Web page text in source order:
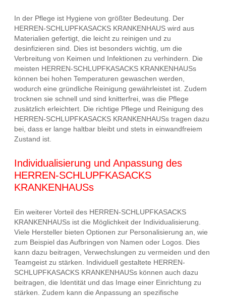
In der Pflege ist Hygiene von größter Bedeutung. Der
HERREN-SCHLUPFKASACKS KRANKENHAUS wird aus
Materialien gefertigt, die leicht zu reinigen und zu
desinfizieren sind. Dies ist besonders wichtig, um die
Verbreitung von Keimen und Infektionen zu verhindern. Die
meisten HERREN-SCHLUPFKASACKS KRANKENHAUSs
können bei hohen Temperaturen gewaschen werden,
wodurch eine gründliche Reinigung gewährleistet ist. Zudem
trocknen sie schnell und sind knitterfrei, was die Pflege
zusätzlich erleichtert. Die richtige Pflege und Reinigung des
HERREN-SCHLUPFKASACKS KRANKENHAUSs tragen dazu
bei, dass er lange haltbar bleibt und stets in einwandfreiem
Zustand ist.
Individualisierung und Anpassung des
HERREN-SCHLUPFKASACKS
KRANKENHAUSs
Ein weiterer Vorteil des HERREN-SCHLUPFKASACKS
KRANKENHAUSs ist die Möglichkeit der Individualisierung.
Viele Hersteller bieten Optionen zur Personalisierung an, wie
zum Beispiel das Aufbringen von Namen oder Logos. Dies
kann dazu beitragen, Verwechslungen zu vermeiden und den
Teamgeist zu stärken. Individuell gestaltete HERREN-
SCHLUPFKASACKS KRANKENHAUSs können auch dazu
beitragen, die Identität und das Image einer Einrichtung zu
stärken. Zudem kann die Anpassung an spezifische